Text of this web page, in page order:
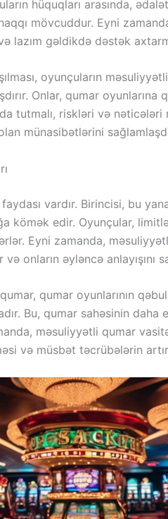
hüquqları arasında,
mövcuddur. Eyni
lazım gəldikdə dəstək
oyunçuların
Onlar, qumar
tutmalı, riskləri və nəticələri
münasibətlərini
vardır. Birincisi, bu
kömək edir. Oyunçular,
Eyni zamanda,
onların əyləncə anlayışını
qumar oyunlarının
Bu, qumar sahəsinin daha
məsuliyyətli qumar
və müsbət təcrübələrin